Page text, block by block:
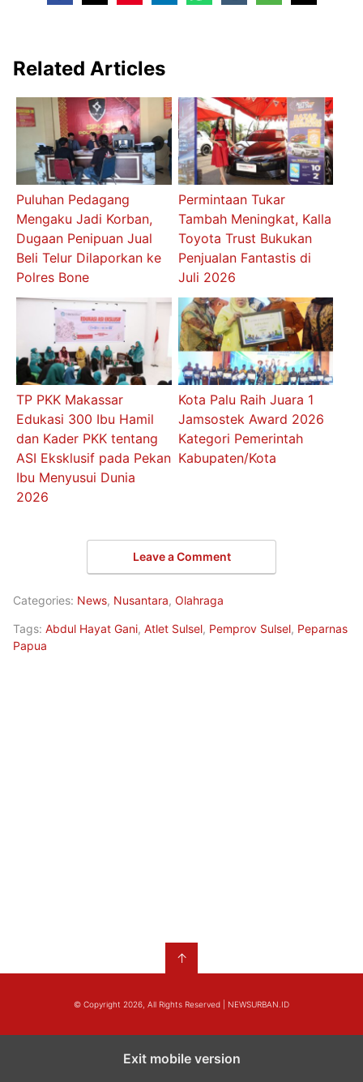
Related Articles
Puluhan Pedagang
Mengaku Jadi Korban,
Dugaan Penipuan Jual
Beli Telur Dilaporkan ke
Polres Bone
Permintaan Tukar
Tambah Meningkat, Kalla
Toyota Trust Bukukan
Penjualan Fantastis di
Juli 2026
TP PKK Makassar
Edukasi 300 Ibu Hamil
dan Kader PKK tentang
ASI Eksklusif pada Pekan
Ibu Menyusui Dunia
2026
Kota Palu Raih Juara 1
Jamsostek Award 2026
Kategori Pemerintah
Kabupaten/Kota
Leave a Comment
Categories: News, Nusantara, Olahraga
Tags: Abdul Hayat Gani, Atlet Sulsel, Pemprov Sulsel, Peparnas
Papua
↑
© Copyright 2026, All Rights Reserved | NEWSURBAN.ID
Exit mobile version